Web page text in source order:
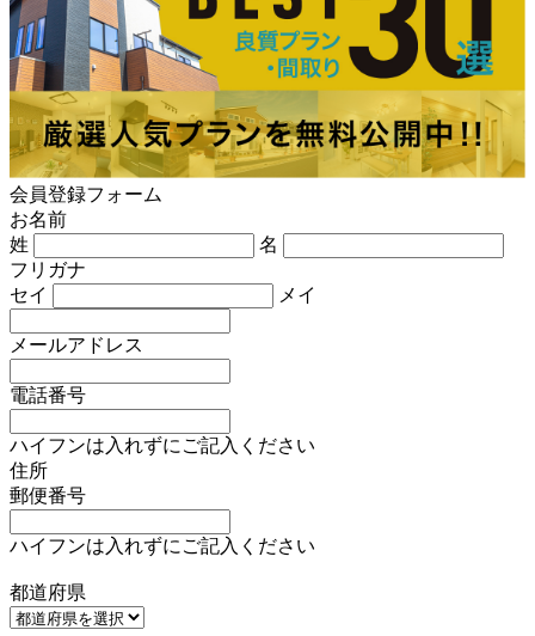
会員登録フォーム
お名前
姓
名
フリガナ
セイ
メイ
メールアドレス
電話番号
ハイフンは入れずにご記入ください
住所
郵便番号
ハイフンは入れずにご記入ください
都道府県